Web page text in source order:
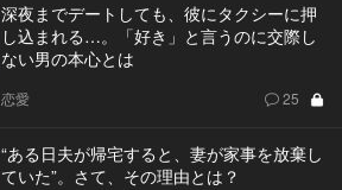
深夜までデートしても、彼にタクシーに押
し込まれる…。「好き」と言うのに交際し
ない男の本心とは
恋愛 25
“ある日夫が帰宅すると、妻が家事を放棄し
ていた”。さて、その理由とは？